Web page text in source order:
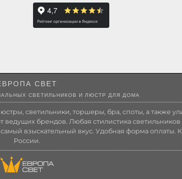
СВЕТ
СВЕТИЛЬНИКОВ И ЛЮСТР ДЛЯ ДОМА
светильники, торшеры, бра, споты, а также
брендов. Любая стилистика
взыскательный вкус. Удобная форма оплаты.
России.